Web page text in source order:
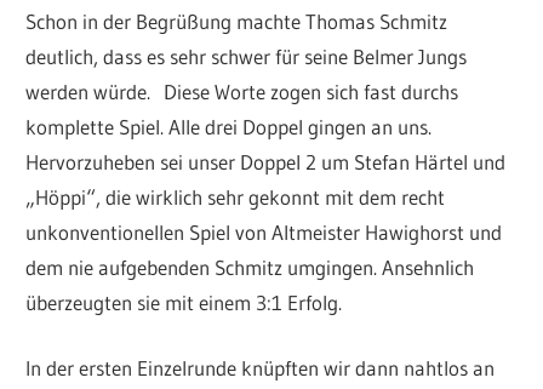
Schon in der Begrüßung machte Thomas Schmitz
deutlich, dass es sehr schwer für seine Belmer Jungs
werden würde. Diese Worte zogen sich fast durchs
komplette Spiel. Alle drei Doppel gingen an uns.
Hervorzuheben sei unser Doppel 2 um Stefan Härtel und
„Höppi“, die wirklich sehr gekonnt mit dem recht
unkonventionellen Spiel von Altmeister Hawighorst und
dem nie aufgebenden Schmitz umgingen. Ansehnlich
überzeugten sie mit einem 3:1 Erfolg.
In der ersten Einzelrunde knüpften wir dann nahtlos an